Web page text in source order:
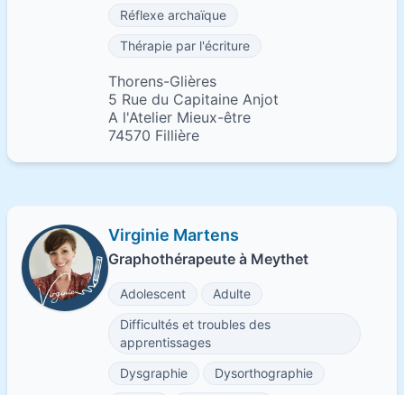
Réflexe archaïque
Thérapie par l'écriture
Thorens-Glières
5 Rue du Capitaine Anjot
A l'Atelier Mieux-être
74570 Fillière
Virginie Martens
Graphothérapeute à Meythet
Adolescent
Adulte
Difficultés et troubles des
apprentissages
Dysgraphie
Dysorthographie